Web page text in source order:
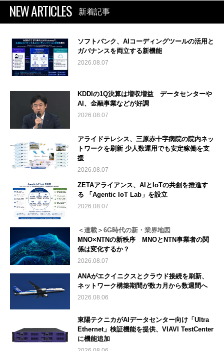
NEW ARTICLES 新着記事
ソフトバンク、AIコーディングツールの活用と
ガバナンスを両立する新機能
2026.08.07
KDDIの1Q決算は増収増益 データセンターや
AI、金融事業などが好調
2026.08.07
アライドテレシス、三原赤十字病院の院内ネッ
トワークを刷新 少人数運用でも安定稼働を支
援
2026.08.07
ZETAアライアンス、AIとIoTの共創を推進す
る 「Agentic IoT Lab」を設立
2026.08.07
＜連載＞6G時代の新・業界地図
MNO×NTNの新秩序 MNOとNTN事業者の関
係は変化するか？
2026.08.07
ANAがエクイニクスとクラウド接続を刷新、
ネットワーク構築期間が数カ月から数週間へ
2026.08.06
東陽テクニカがAIデータセンター向け「Ultra
Ethernet」検証機能を提供、VIAVI TestCenter
に機能追加